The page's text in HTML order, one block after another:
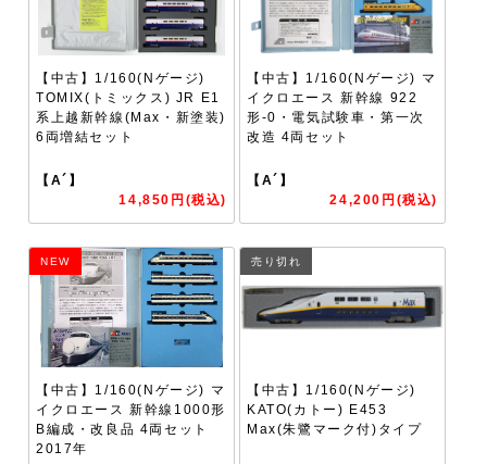
【中古】1/160(Nゲージ)
TOMIX(トミックス) JR E1
系上越新幹線(Max・新塗装)
6両増結セット
【A´】
14,850円(税込)
【中古】1/160(Nゲージ) マ
イクロエース 新幹線 922
形-0・電気試験車・第一次
改造 4両セット
【A´】
24,200円(税込)
NEW
【中古】1/160(Nゲージ) マ
イクロエース 新幹線1000形
B編成・改良品 4両セット
2017年
売り切れ
【中古】1/160(Nゲージ)
KATO(カトー) E453
Max(朱鷺マーク付)タイプ